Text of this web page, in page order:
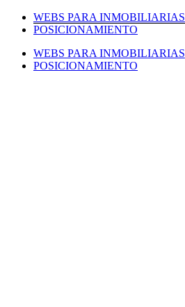
Saltar
WEBS PARA INMOBILIARIAS
POSICIONAMIENTO
WEBS PARA INMOBILIARIAS
POSICIONAMIENTO